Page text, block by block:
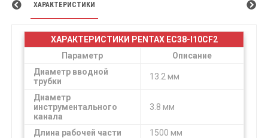
ХАРАКТЕРИСТИКИ
ХАРАКТЕРИСТИКИ PENTAX EC38-I10CF2
Параметр
Описание
Диаметр вводной
трубки
13.2 мм
Диаметр
инструментального
канала
3.8 мм
Длина рабочей части
1500 мм